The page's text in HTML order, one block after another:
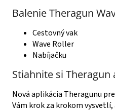
Balenie Theragun
Cestovný vak
Wave Roller
Nabíjačku
Stiahnite si Theragun
Nová aplikácia Theragunu
Vám krok za krokom